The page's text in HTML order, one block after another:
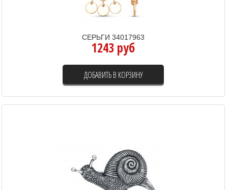
СЕРЬГИ 34017963
1243 руб
ДОБАВИТЬ В КОРЗИНУ